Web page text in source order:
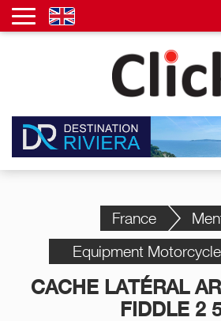
France
Equipment
CACHE LATÉRAL
FIDDLE 2